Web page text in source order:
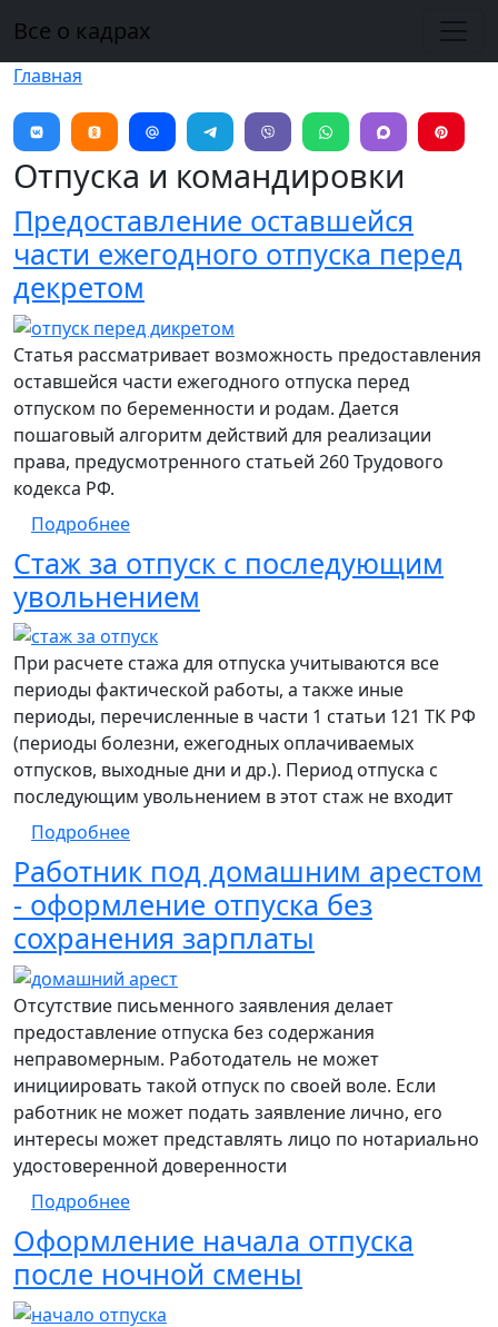
Все о кадрах
Главная
Отпуска и командировки
Предоставление оставшейся
части ежегодного отпуска перед
декретом
Статья рассматривает возможность предоставления
оставшейся части ежегодного отпуска перед
отпуском по беременности и родам. Дается
пошаговый алгоритм действий для реализации
права, предусмотренного статьей 260 Трудового
кодекса РФ.
Подробнеео Предоставление оставшейся части
Стаж за отпуск с последующим
увольнением
При расчете стажа для отпуска учитываются все
периоды фактической работы, а также иные
периоды, перечисленные в части 1 статьи 121 ТК РФ
(периоды болезни, ежегодных оплачиваемых
отпусков, выходные дни и др.). Период отпуска с
последующим увольнением в этот стаж не входит
Подробнеео Стаж за отпуск с последующим
Работник под домашним арестом
- оформление отпуска без
сохранения зарплаты
Отсутствие письменного заявления делает
предоставление отпуска без содержания
неправомерным. Работодатель не может
инициировать такой отпуск по своей воле. Если
работник не может подать заявление лично, его
интересы может представлять лицо по нотариально
удостоверенной доверенности
Подробнеео Работник под домашним арестом -
Оформление начала отпуска
после ночной смены